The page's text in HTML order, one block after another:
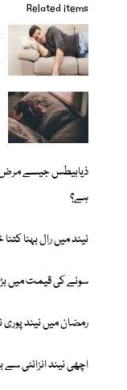
Related items
ذیابیطس جیسے مرض
ہے؟
نیند میں رال بہنا
سونے کی قیمت میں
رمضان میں نیند پوری
اچھی نیند انزائٹی